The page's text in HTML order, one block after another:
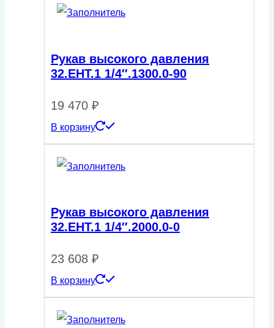
Рукав высокого давления
32.EHT.1 1/4″.1300.0-90
19 470 ₽
В корзину
Рукав высокого давления
32.ЕНТ.1 1/4″.2000.0-0
23 608 ₽
В корзину